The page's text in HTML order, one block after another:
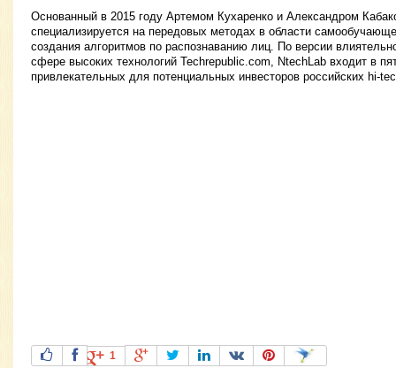
Основанный в 2015 году Артемом Кухаренко и Александром
специализируется на передовых методах в области
создания алгоритмов по распознаванию лиц. По версии
сфере высоких технологий Techrepublic.com, NtechLab входит в
привлекательных для потенциальных инвесторов российских hi-
1